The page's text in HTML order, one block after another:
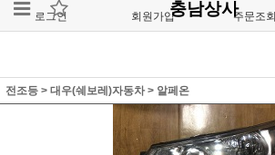
로그인 회원가입 주문조회
충남상사
전조등 > 대우(쉐보레)자동차> 알페온